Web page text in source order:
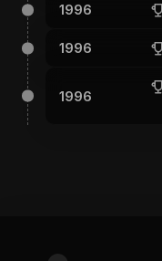
1996
1996
1996